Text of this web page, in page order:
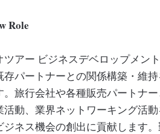
Role
ツアー ビジネスデベロップメン
存パートナーとの関係構築・維
。旅行会社や各種販売パートナ
活動、業界ネットワーキング活
ジネス機会の創出に貢献します